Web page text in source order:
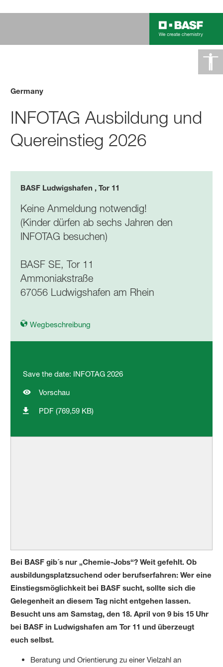
Germany
INFOTAG Ausbildung und
Quereinstieg 2026
BASF Ludwigshafen , Tor 11
Keine Anmeldung notwendig!
(Kinder dürfen ab sechs Jahren den
INFOTAG besuchen)
BASF SE, Tor 11
Ammoniakstraße
67056 Ludwigshafen am Rhein
Wegbeschreibung
Save the date: INFOTAG 2026
Vorschau
PDF (769,59 KB)
Bei BASF gib´s nur „Chemie-Jobs“? Weit gefehlt. Ob
ausbildungsplatzsuchend oder berufserfahren: Wer eine
Einstiegsmöglichkeit bei BASF sucht, sollte sich die
Gelegenheit an diesem Tag nicht entgehen lassen.
Besucht uns am Samstag, den 18. April von 9 bis 15 Uhr
bei BASF in Ludwigshafen am Tor 11 und überzeugt
euch selbst.
Beratung und Orientierung zu einer Vielzahl an